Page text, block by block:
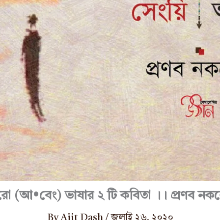
(আ•বেং) ভাষার ২ টি কবিতা ।। প্রণব
By Ajit Dash / জুলাই ২৬, ২০২০